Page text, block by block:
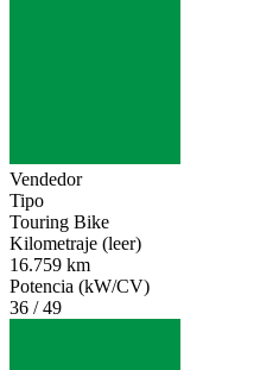
Vendedor
Tipo
Touring Bike
Kilometraje (leer)
16.759 km
Potencia (kW/CV)
36 / 49